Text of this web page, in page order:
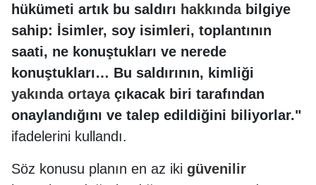
hükümeti artık bu saldırı hakkındabilgiye
sahip: İsimler, soy isimleri, toplantının
saati, ne konuştukları ve nerede
konuştukları… Bu saldırının, kimliği
yakında ortayaçıkacak biri tarafından
onaylandığını ve talep edildiğini biliyorlar."
ifadelerini kullandı.
Söz konusu planın en az iki güvenilir